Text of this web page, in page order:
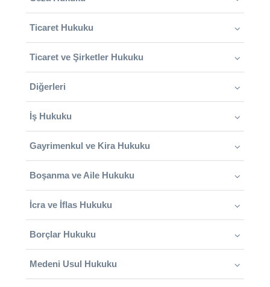
Ticaret Hukuku
Ticaret ve Şirketler Hukuku
Diğerleri
İş Hukuku
Gayrimenkul ve Kira Hukuku
Boşanma ve Aile Hukuku
İcra ve İflas Hukuku
Borçlar Hukuku
Medeni Usul Hukuku